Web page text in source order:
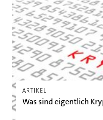
ARTIKEL
Was sind eigentlich
Was sind eigentlich